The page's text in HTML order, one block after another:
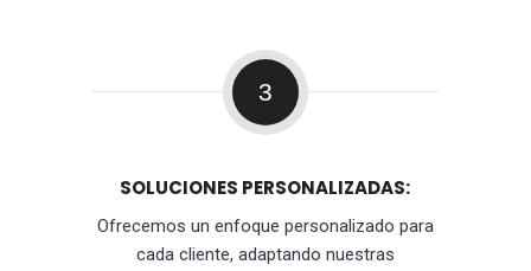
3
SOLUCIONES PERSONALIZADAS:
Ofrecemos un enfoque personalizado para
cada cliente, adaptando nuestras